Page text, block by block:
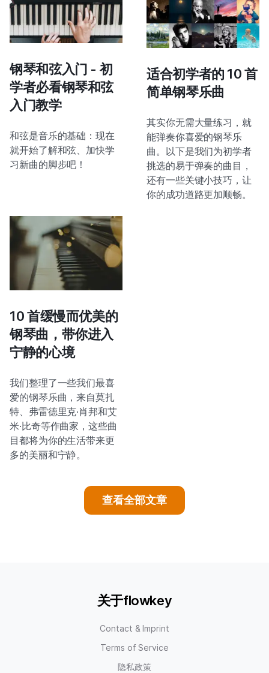
钢琴和弦入门 - 初
学者必看钢琴和弦
入门教学
和弦是音乐的基础：现在
就开始了解和弦、加快学
习新曲的脚步吧！
适合初学者的 10 首
简单钢琴乐曲
其实你无需大量练习，就
能弹奏你喜爱的钢琴乐
曲。以下是我们为初学者
挑选的易于弹奏的曲目，
还有一些关键小技巧，让
你的成功道路更加顺畅。
10 首缓慢而优美的
钢琴曲，带你进入
宁静的心境
我们整理了一些我们最喜
爱的钢琴乐曲，来自莫扎
特、弗雷德里克·肖邦和艾
米·比奇等作曲家，这些曲
目都将为你的生活带来更
多的美丽和宁静。
查看全部文章
关于flowkey
Contact & Imprint
Terms of Service
隐私政策